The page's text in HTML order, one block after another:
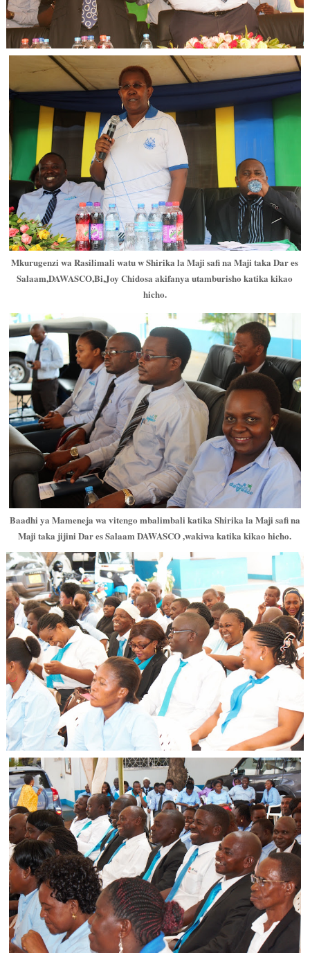
Mkurugenzi wa Rasilimali watu w Shirika la Maji safi na Maji taka Dar es
Salaam,DAWASCO,Bi,Joy Chidosa akifanya utamburisho katika kikao
hicho.
Baadhi ya Mameneja wa vitengo mbalimbali katika Shirika la Maji safi na
Maji taka jijini Dar es Salaam DAWASCO ,wakiwa katika kikao hicho.